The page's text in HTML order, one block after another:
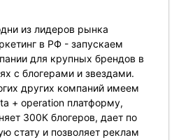
из лидеров рынка
в РФ - запускаем
для крупных брендов в
с блогерами и звездами.
других компаний имеем
+ operation платформу,
300К блогеров, дает по
стату и позволяет реклам